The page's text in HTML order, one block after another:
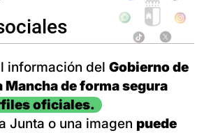
información del Gobierno de
de forma segura
oficiales.
Junta o una imagen puede